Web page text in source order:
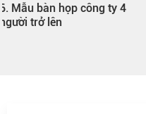
Giải Pháp Vách Ngăn Phòng
Khách